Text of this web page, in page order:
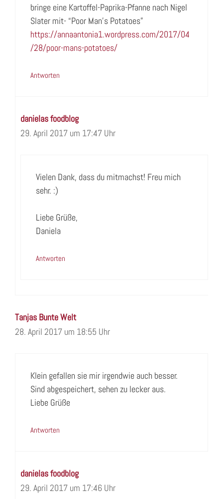
bringe eine Kartoffel-Paprika-Pfanne nach Nigel
Slater mit- “Poor Man’s Potatoes”
https://annaantonia1.wordpress.com/2017/04
/28/poor-mans-potatoes/
Antworten
danielas foodblog
29. April 2017 um 17:47 Uhr
Vielen Dank, dass du mitmachst! Freu mich
sehr. :)
Liebe Grüße,
Daniela
Antworten
Tanjas Bunte Welt
28. April 2017 um 18:55 Uhr
Klein gefallen sie mir irgendwie auch besser.
Sind abgespeichert, sehen zu lecker aus.
Liebe Grüße
Antworten
danielas foodblog
29. April 2017 um 17:46 Uhr